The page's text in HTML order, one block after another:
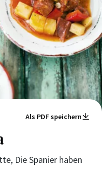
Als PDF speichern
Die Spanier haben